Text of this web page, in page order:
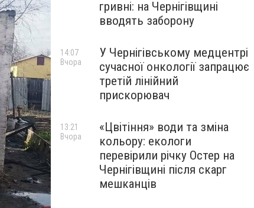
гривні: на Чернігівщині
вводять заборону
У Чернігівському медцентрі
сучасної онкології запрацює
третій лінійний
прискорювач
14:07
Вчора
«Цвітіння» води та зміна
кольору: екологи
перевірили річку Остер на
Чернігівщині після скарг
мешканців
13:21
Вчора